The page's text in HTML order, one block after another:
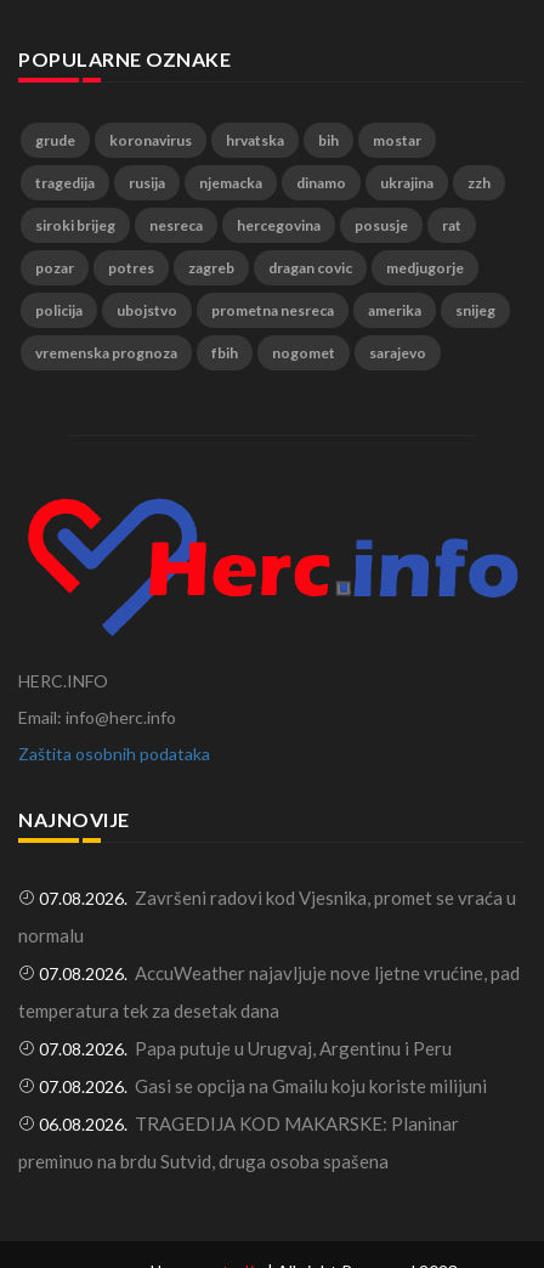
POPULARNE OZNAKE
grude koronavirus hrvatska bih mostar
tragedija rusija njemacka dinamo ukrajina zzh
siroki brijeg nesreca hercegovina posusje rat
pozar potres zagreb dragan covic medjugorje
policija ubojstvo prometna nesreca amerika snijeg
vremenska prognoza fbih nogomet sarajevo
HERC.INFO
Email: info@herc.info
Zaštita osobnih podataka
NAJNOVIJE
07.08.2026. Završeni radovi kod Vjesnika, promet se vraća u
normalu
07.08.2026. AccuWeather najavljuje nove ljetne vrućine, pad
temperatura tek za desetak dana
07.08.2026. Papa putuje u Urugvaj, Argentinu i Peru
07.08.2026. Gasi se opcija na Gmailu koju koriste milijuni
06.08.2026. TRAGEDIJA KOD MAKARSKE: Planinar
preminuo na brdu Sutvid, druga osoba spašena